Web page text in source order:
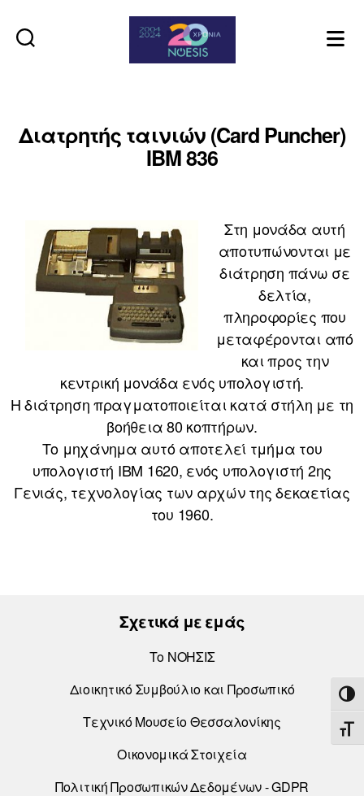
Διατρητής ταινιών (Card Puncher)
IBM 836
Στη μονάδα αυτή
αποτυπώνονται με
διάτρηση πάνω σε
δελτία,
πληροφορίες που
μεταφέρονται από
και προς την
κεντρική μονάδα ενός υπολογιστή.
Η διάτρηση πραγματοποιείται κατά στήλη με τη
βοήθεια 80 κοπτήρων.
Το μηχάνημα αυτό αποτελεί τμήμα του
υπολογιστή IBM 1620, ενός υπολογιστή 2ης
Γενιάς, τεχνολογίας των αρχών της δεκαετίας
του 1960.
Σχετικά με εμάς
Το ΝΟΗΣΙΣ
Διοικητικό Συμβούλιο και Προσωπικό
Τεχνικό Μουσείο Θεσσαλονίκης
Οικονομικά Στοιχεία
Πολιτική Προσωπικών Δεδομένων - GDPR